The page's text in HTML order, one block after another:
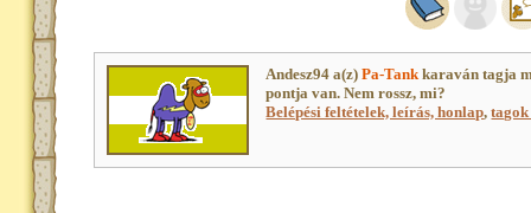
Andesz94 a(z)Pa-Tankkaraván tagja
pontja van. Nem rossz, mi?
Belépési feltételek, leírás, honlap,